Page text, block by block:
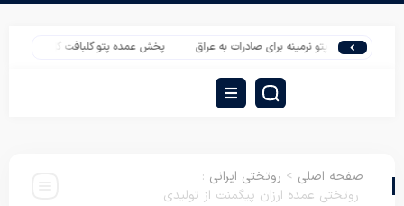
پتو نرمینه برای صادرات به عراق پخش عمده پتو گلبافت گل برجسته تک رنگ
صفحه اصلی > روتختی ایرانی :
روتختی عمده ارزان پیگمنت از تولیدی